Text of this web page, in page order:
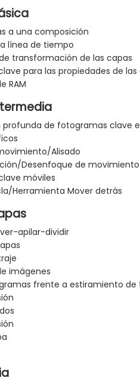
a una composición
línea de tiempo
transformación de las capas
para las propiedades de las
RAM
profunda de fotogramas clave
Alisado
Desenfoque de movimiento
móviles
Herramienta Mover detrás
apilar-dividir
imágenes
frente a estiramiento de